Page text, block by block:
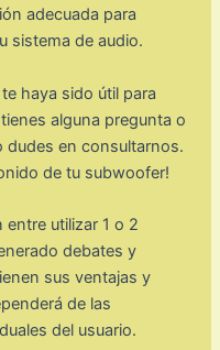
adecuada para
sistema de audio.
haya sido útil para
alguna pregunta o
dudes en consultarnos.
de tu subwoofer!
entre utilizar 1 o 2
debates y
sus ventajas y
de las
del usuario.